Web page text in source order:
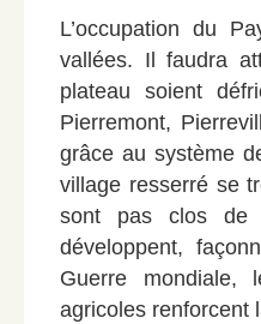
L’occupation du
vallées. Il faudra
plateau soient
Pierremont,
grâce au système
village resserré se
sont pas clos de
développent,
Guerre mondiale,
agricoles renforcent